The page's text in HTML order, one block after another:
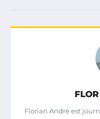
Florian André est